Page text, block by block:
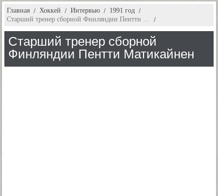
Главная Хоккей Интервью
1991 год
Старший тренер сборной Финляндии Пентти …
Старший тренер сборной
Финляндии Пентти Матикайнен